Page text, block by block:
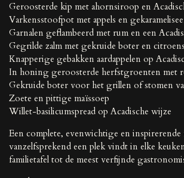
Geroosterde kip met ahornsiroop en
Varkensstoofpot met appels en
Garnalen geflambeerd met rum en een
Gegrilde zalm met gekruide boter en
Knapperige gebakken aardappelen op
In honing geroosterde herfstgroenten met
Gekruide boter voor het grillen of stomen
Zoete en pittige maïssoep
Willet-basilicumspread op Acadische wijze
Een complete, evenwichtige en inspirerende
vanzelfsprekend een plek vindt in elke
familietafel tot de meest verfijnde